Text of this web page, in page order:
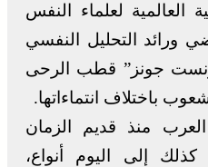
العالمية لعلماء النفس
ورائد التحليل النفسي
جونز” قطب الرحى
باختلاف انتماءاتها.
منذ قديم الزمان
إلى اليوم أنواع،